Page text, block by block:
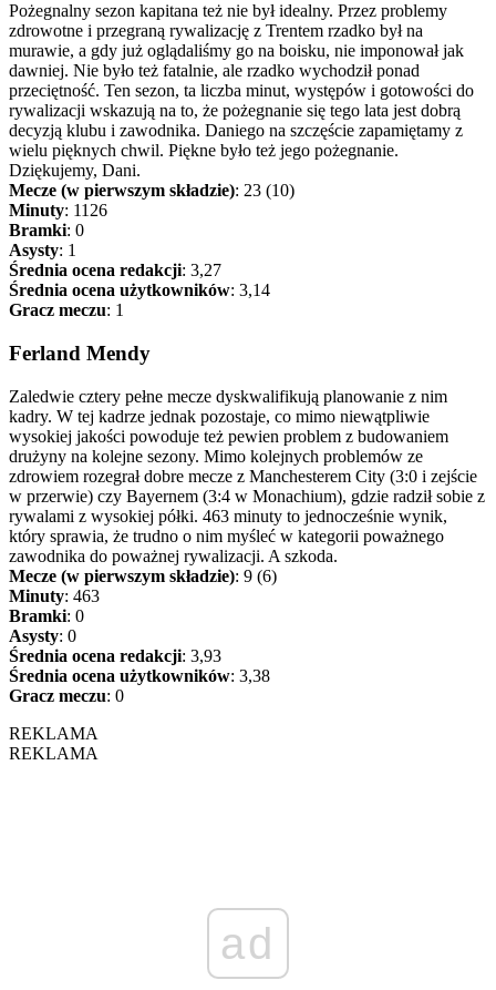
Pożegnalny sezon kapitana też nie był idealny. Przez problemy
zdrowotne i przegraną rywalizację z Trentem rzadko był na
murawie, a gdy już oglądaliśmy go na boisku, nie imponował jak
dawniej. Nie było też fatalnie, ale rzadko wychodził ponad
przeciętność. Ten sezon, ta liczba minut, występów i gotowości do
rywalizacji wskazują na to, że pożegnanie się tego lata jest dobrą
decyzją klubu i zawodnika. Daniego na szczęście zapamiętamy z
wielu pięknych chwil. Piękne było też jego pożegnanie.
Dziękujemy, Dani.
Mecze (w pierwszym składzie): 23 (10)
Minuty: 1126
Bramki: 0
Asysty: 1
Średnia ocena redakcji: 3,27
Średnia ocena użytkowników: 3,14
Gracz meczu: 1
Ferland Mendy
Zaledwie cztery pełne mecze dyskwalifikują planowanie z nim
kadry. W tej kadrze jednak pozostaje, co mimo niewątpliwie
wysokiej jakości powoduje też pewien problem z budowaniem
drużyny na kolejne sezony. Mimo kolejnych problemów ze
zdrowiem rozegrał dobre mecze z Manchesterem City (3:0 i zejście
w przerwie) czy Bayernem (3:4 w Monachium), gdzie radził sobie z
rywalami z wysokiej półki. 463 minuty to jednocześnie wynik,
który sprawia, że trudno o nim myśleć w kategorii poważnego
zawodnika do poważnej rywalizacji. A szkoda.
Mecze (w pierwszym składzie): 9 (6)
Minuty: 463
Bramki: 0
Asysty: 0
Średnia ocena redakcji: 3,93
Średnia ocena użytkowników: 3,38
Gracz meczu: 0
REKLAMA
REKLAMA
ad